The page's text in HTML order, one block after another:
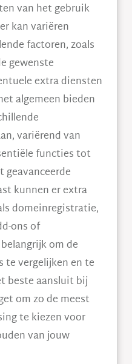
van het gebruik
kan variëren
factoren, zoals
gewenste
extra diensten
algemeen bieden
variërend van
functies tot
kunnen er extra
domeinregistratie,
ons of
om de
te vergelijken en te
beste aansluit bij
om zo de meest
te kiezen voor
van jouw